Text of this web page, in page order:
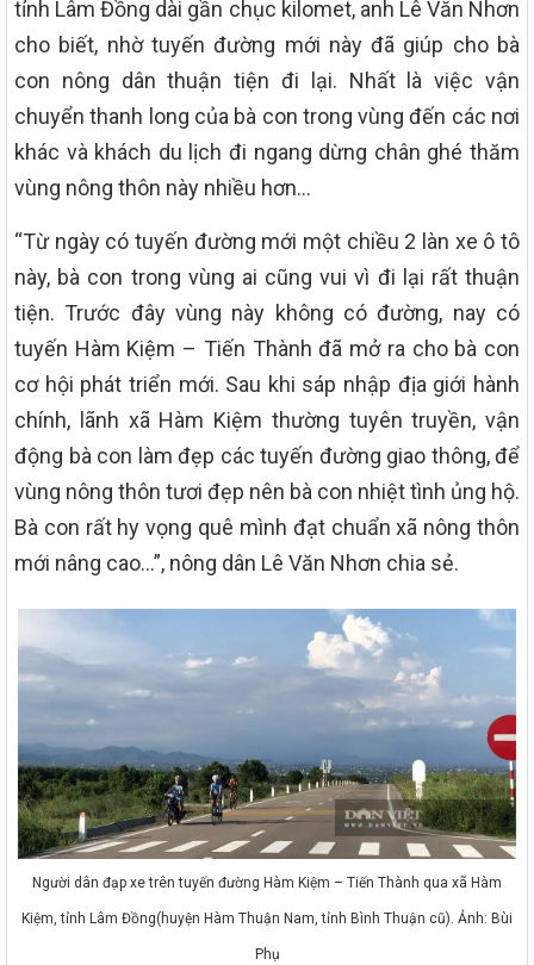
tỉnh Lâm Đồng dài gần chục kilomet, anh Lê Văn Nhơn
cho biết, nhờ tuyến đường mới này đã giúp cho bà
con nông dân thuận tiện đi lại. Nhất là việc vận
chuyển thanh long của bà con trong vùng đến các nơi
khác và khách du lịch đi ngang dừng chân ghé thăm
vùng nông thôn này nhiều hơn…
“Từ ngày có tuyến đường mới một chiều 2 làn xe ô tô
này, bà con trong vùng ai cũng vui vì đi lại rất thuận
tiện. Trước đây vùng này không có đường, nay có
tuyến Hàm Kiệm – Tiến Thành đã mở ra cho bà con
cơ hội phát triển mới. Sau khi sáp nhập địa giới hành
chính, lãnh xã Hàm Kiệm thường tuyên truyền, vận
động bà con làm đẹp các tuyến đường giao thông, để
vùng nông thôn tươi đẹp nên bà con nhiệt tình ủng hộ.
Bà con rất hy vọng quê mình đạt chuẩn xã nông thôn
mới nâng cao…”, nông dân Lê Văn Nhơn chia sẻ.
Người dân đạp xe trên tuyến đường Hàm Kiệm – Tiến Thành qua xã Hàm
Kiệm, tỉnh Lâm Đồng(huyện Hàm Thuận Nam, tỉnh Bình Thuận cũ). Ảnh: Bùi
Phụ